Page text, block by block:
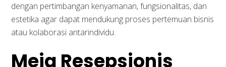
dengan pertimbangan kenyamanan, fungsionalitas, dan
estetika agar dapat mendukung proses pertemuan bisnis
atau kolaborasi antarindividu.
Meja Resepsionis